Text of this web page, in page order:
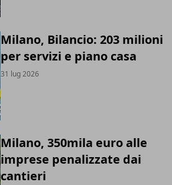
Milano, Bilancio: 203 milioni
per servizi e piano casa
31 lug 2026
Milano, 350mila euro alle
imprese penalizzate dai
cantieri